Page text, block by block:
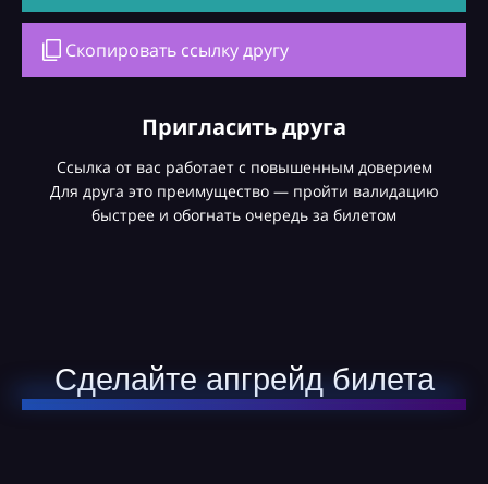
Скопировать ссылку другу
Пригласить друга
Ссылка от вас работает с повышенным доверием
Для друга это преимущество — пройти валидацию
быстрее и обогнать очередь за билетом
Сделайте апгрейд билета